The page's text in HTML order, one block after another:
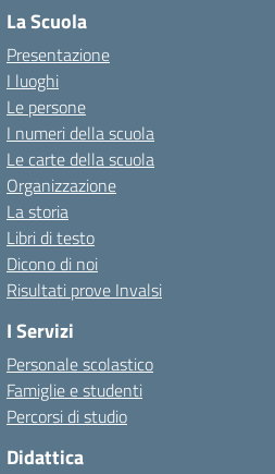
La Scuola
Presentazione
I luoghi
Le persone
I numeri della scuola
Le carte della scuola
Organizzazione
La storia
Libri di testo
Dicono di noi
Risultati prove Invalsi
I Servizi
Personale scolastico
Famiglie e studenti
Percorsi di studio
Didattica